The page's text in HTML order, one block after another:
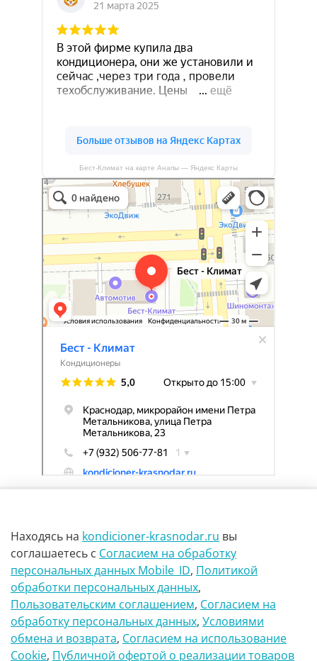
Бест-Климат на карте Анапы — Яндекс Карты
Бест-климат
Кондиционеры в Краснодаре
г Краснодар Ул Петра метальникова 23
8(900)29-888-66
Находясь на kondicioner-krasnodar.ru вы
соглашаетесь с Согласием на обработку
персональных данных Mobile_ID, Политикой
обработки персональных данных,
Пользовательским соглашением, Согласием на
обработку персональных данных, Условиями
обмена и возврата, Согласием на использование
Сookie, Публичной офертой о реализации товаров